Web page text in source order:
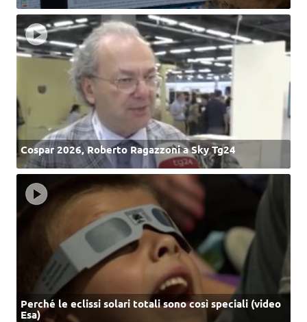
Cospar 2026, Roberto Ragazzoni a Sky Tg24
Perché le eclissi solari totali sono così speciali (video
Esa)